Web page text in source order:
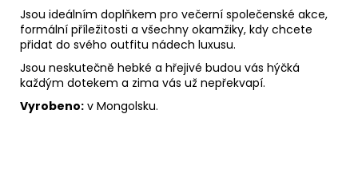
Jsou ideálním doplňkem pro večerní společenské akce,
formální příležitosti a všechny okamžiky, kdy chcete
přidat do svého outfitu nádech luxusu.
Jsou neskutečně hebké a hřejivé budou vás hýčká
každým dotekem a zima vás už nepřekvapí.
Vyrobeno: v Mongolsku.